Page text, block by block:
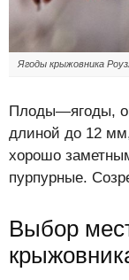
Ягоды крыжовника
Плоды—ягоды,
длиной до 12
хорошо
пурпурные.
Выбор